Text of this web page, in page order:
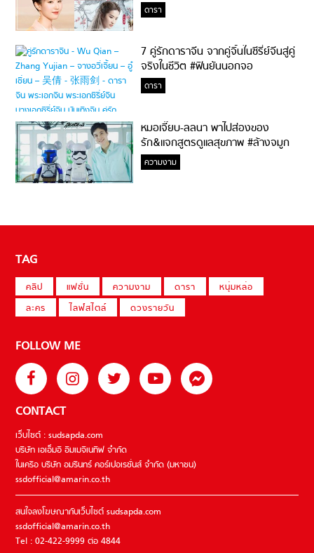
ดารา
7 คู่รักดาราจีน จากคู่จิ้นในซีรี่ย์จีนสู่คู่
จริงในชีวิต #ฟินยันนอกจอ
ดารา
หมอเจี๊ยบ-ลลนา พาไปส่องของ
รัก&แจกสูตรดูแลสุขภาพ #ล้างจมูก
ไม่ยากจะสอนให้
ความงาม
TAG
คลิป แฟชั่น ความงาม ดารา
หนุ่มหล่อ
ละคร
ไลฟ์สไตล์ ดวงรายวัน
FOLLOW ME
CONTACT
เว็บไซต์ : sudsapda.com
บริษัท เอเอ็มอี อิมเมจิเนทีฟ จำกัด
ในเครือ บริษัท อมรินทร์ คอร์เปอเรชั่นส์ จำกัด (มหาชน)
ssdofficial@amarin.co.th
สนใจลงโฆษณากับเว็บไซต์ sudsapda.com
ssdofficial@amarin.co.th
Tel : 02-422-9999 ต่อ 4844